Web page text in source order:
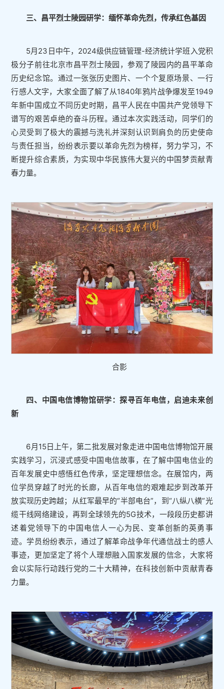
三、昌平烈士陵园研学：缅怀革命先烈，传承红色基因
5月23日中午，2024级供应链管理-经济统计学班入党积
极分子前往北京市昌平烈士陵园，参观了陵园内的昌平革命
历史纪念馆。通过一张张历史图片、一个个复原场景、一行
行感人文字，大家全面了解了从1840年鸦片战争爆发至1949
年新中国成立不同历史时期，昌平人民在中国共产党领导下
谱写的艰苦卓绝的奋斗历程。通过本次实践活动，同学们的
心灵受到了极大的震撼与洗礼并深刻认识到肩负的历史使命
与责任担当，纷纷表示要以革命先烈为榜样，努力学习，不
断提升综合素质，为实现中华民族伟大复兴的中国梦贡献青
春力量。
合影
四、中国电信博物馆研学：探寻百年电信，启迪未来创
新
6月15日上午，第二批发展对象走进中国电信博物馆开展
实践学习，沉浸式感受中国电信故事，在了解中国电信业的
百年发展史中感悟红色传承，坚定理想信念。在展馆内，两
位学员穿越了时光的长廊，从百年电信的艰难起步到改革开
放实现历史跨越；从红军最早的“半部电台”，到“八纵八横”光
缆干线网络建设，再到全球领先的5G技术，一段段历史都讲
述着党领导下的中国电信人一心为民、变革创新的英勇事
迹。学员纷纷表示，通过了解革命战争年代通信战士的感人
事迹，更加坚定了将个人理想融入国家发展的信念，大家将
会以实际行动践行党的二十大精神，在科技创新中贡献青春
力量。